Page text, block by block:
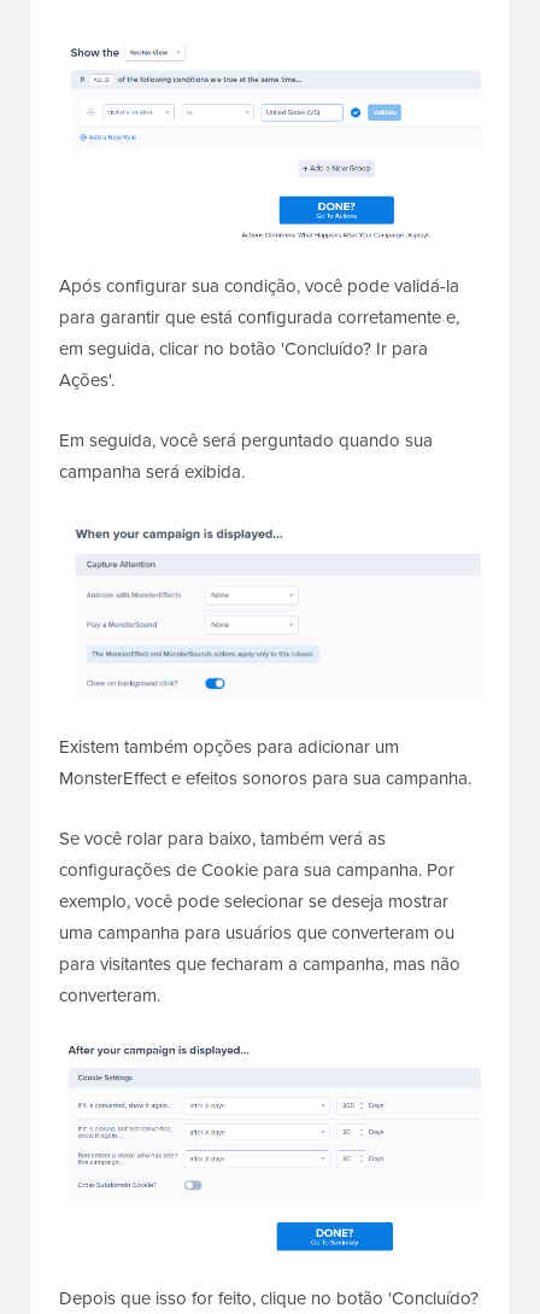
Após configurar sua condição, você pode validá-la
para garantir que está configurada corretamente e,
em seguida, clicar no botão 'Concluído? Ir para
Ações'.
Em seguida, você será perguntado quando sua
campanha será exibida.
Existem também opções para adicionar um
MonsterEffect e efeitos sonoros para sua campanha.
Se você rolar para baixo, também verá as
configurações de Cookie para sua campanha. Por
exemplo, você pode selecionar se deseja mostrar
uma campanha para usuários que converteram ou
para visitantes que fecharam a campanha, mas não
converteram.
Depois que isso for feito, clique no botão 'Concluído?